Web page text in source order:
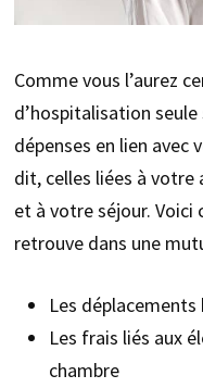
Comme vous l’aurez
d’hospitalisation
dépenses en lien
dit, celles liées à votre
et à votre séjour. Voici
retrouve dans une
Les déplacements
Les frais liés aux
chambre